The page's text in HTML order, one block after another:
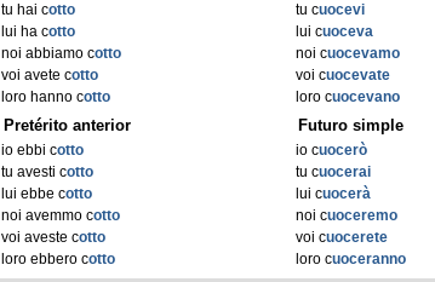
tu hai cotto
lui ha cotto
noi abbiamo cotto
voi avete cotto
loro hanno cotto
tu cuocevi
lui cuoceva
noi cuocevamo
voi cuocevate
loro cuocevano
Pretérito anterior
io ebbi cotto
tu avesti cotto
lui ebbe cotto
noi avemmo cotto
voi aveste cotto
loro ebbero cotto
Futuro simple
io cuocerò
tu cuocerai
lui cuocerà
noi cuoceremo
voi cuocerete
loro cuoceranno